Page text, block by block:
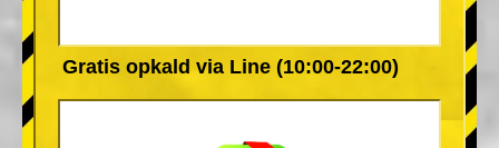
Gratis opkald via Line (10:00-22:00)